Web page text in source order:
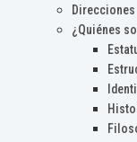
Direcciones
¿Quiénes